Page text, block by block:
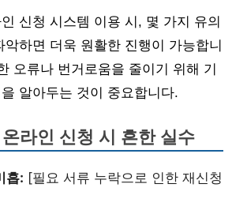
신청 시스템 이용 시, 몇 가지 유의
하면 더욱 원활한 진행이 가능합니
오류나 번거로움을 줄이기 위해 기
알아두는 것이 중요합니다.
라인 신청 시 흔한 실수
흡: [필요 서류 누락으로 인한 재신청